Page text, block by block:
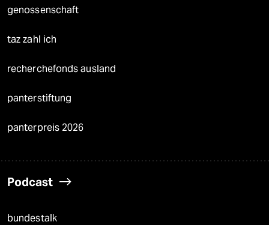
genossenschaft
taz zahl ich
recherchefonds ausland
panterstiftung
panterpreis 2026
Podcast
bundestalk